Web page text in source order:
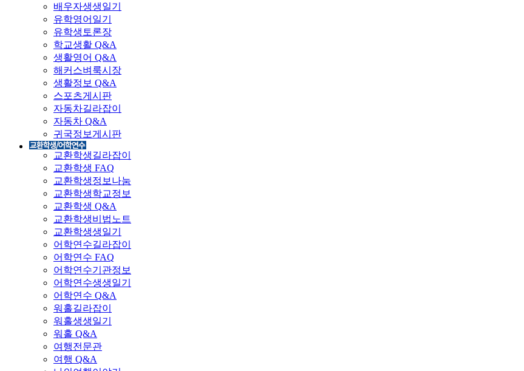
배우자생생일기
유학영어일기
유학생토론장
학교생활 Q&A
생활영어 Q&A
해커스벼룩시장
생활정보 Q&A
스포츠게시판
자동차길라잡이
자동차 Q&A
귀국정보게시판
교환학생길라잡이
교환학생 FAQ
교환학생정보나눔
교환학생학교정보
교환학생 Q&A
교환학생비법노트
교환학생생일기
어학연수길라잡이
어학연수 FAQ
어학연수기관정보
어학연수생생일기
어학연수 Q&A
워홀길라잡이
워홀생생일기
워홀 Q&A
여행전문관
여행 Q&A